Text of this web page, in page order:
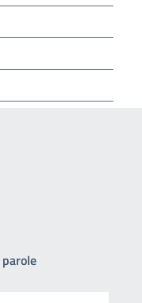
parole